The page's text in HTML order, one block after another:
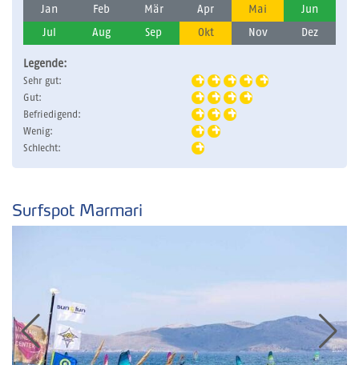
Jan Feb Mär Apr Mai Jun
Jul Aug Sep Okt Nov Dez
Legende:
Sehr gut:
Gut:
Befriedigend:
Wenig:
Schlecht:
Surfspot Marmari